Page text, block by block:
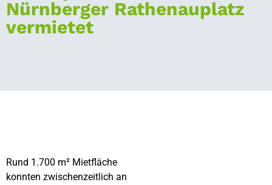
Nürnberger Rathenauplatz
vermietet
Rund 1.700 m² Mietfläche
konnten zwischenzeitlich an